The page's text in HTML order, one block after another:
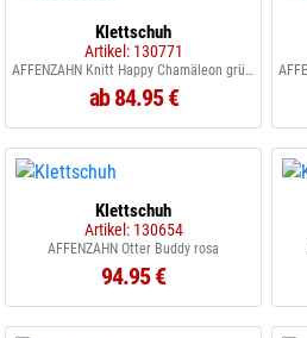
Klettschuh
Artikel: 130771
AFFENZAHN Knitt Happy Chamäleon grün rosa
ab 84.95 €
Klettschuh
Artikel: 130654
AFFENZAHN Otter Buddy rosa
94.95 €